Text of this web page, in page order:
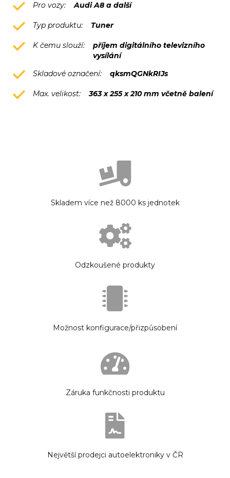
Pro vozy: Audi A8 a další
Typ produktu: Tuner
K čemu slouží:
příjem digitálního televizního
vysílání
Skladové označení:
qksmQGNkRIJs
Max. velikost: 363 x 255 x 210 mm včetně balení
Skladem více než 8000 ks jednotek
Odzkoušené produkty
Možnost konfigurace/přizpůsobení
Záruka funkčnosti produktu
Největší prodejci autoelektroniky v ČR